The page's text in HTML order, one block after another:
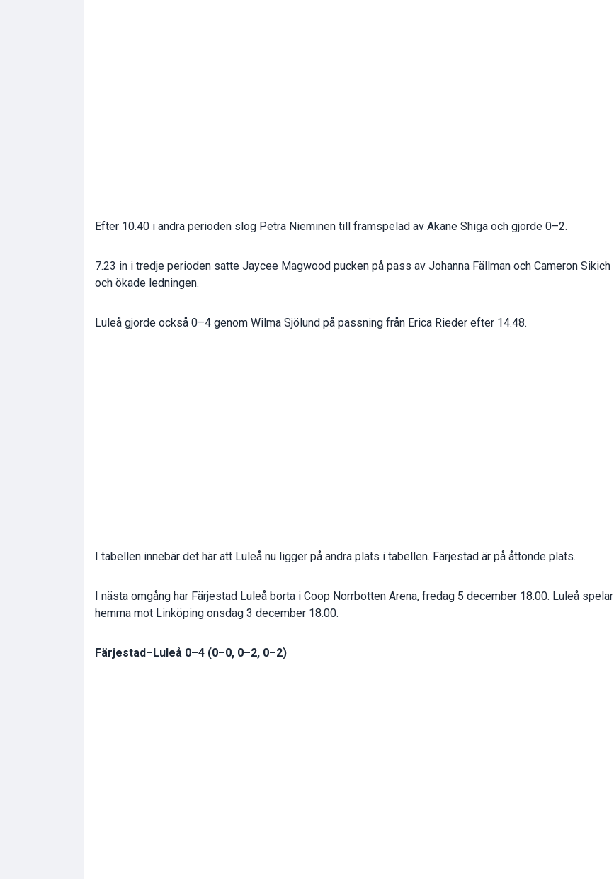
Efter 10.40 i andra perioden slog Petra Nieminen till framspelad av Akane Shiga och gjorde 0–2.
7.23 in i tredje perioden satte Jaycee Magwood pucken på pass av Johanna Fällman och Cameron Sikich
och ökade ledningen.
Luleå gjorde också 0–4 genom Wilma Sjölund på passning från Erica Rieder efter 14.48.
I tabellen innebär det här att Luleå nu ligger på andra plats i tabellen. Färjestad är på åttonde plats.
I nästa omgång har Färjestad Luleå borta i Coop Norrbotten Arena, fredag 5 december 18.00. Luleå spelar
hemma mot Linköping onsdag 3 december 18.00.
Färjestad–Luleå 0–4 (0–0, 0–2, 0–2)